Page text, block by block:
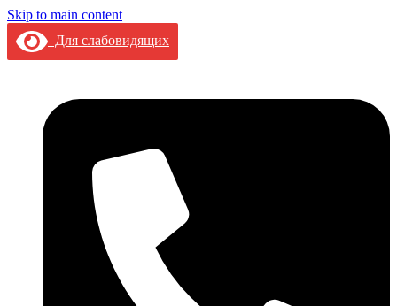
Skip to main content
Для слабовидящих